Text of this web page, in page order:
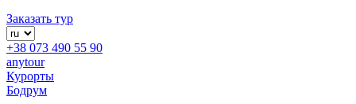
Заказать тур
+38 073 490 55 90
anytour
Курорты
Бодрум